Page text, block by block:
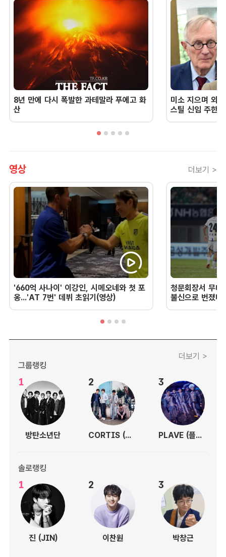
8년 만에 다시 폭발한 과테말라 푸에고 화
산
미소 지으며 외
스틸 신임 주한
영상 더보기 >
'660억 사나이' 이강인, 시메오네와 첫 포
옹...'AT 7번' 데뷔 초읽기(영상)
청문회장서 무너
불신으로 번졌
더보기 >
그룹랭킹
1
방탄소년단
2
CORTIS (코르티스)
3
PLAVE (플레이브)
솔로랭킹
1
진 (JIN)
2
이찬원
3
박창근